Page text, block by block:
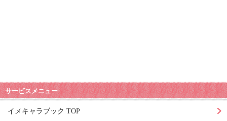
サービスメニュー
イメキャラブック TOP